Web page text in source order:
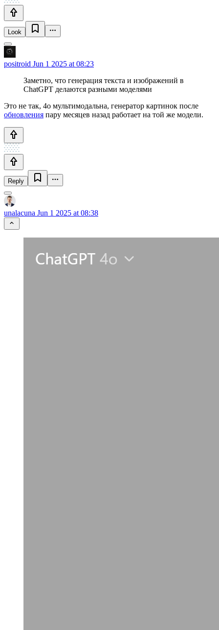
Look
positroid Jun 1 2025 at 08:23
Заметно, что генерация текста и изображений в
ChatGPT делаются разными моделями
Это не так, 4o мультимодальна, генератор картинок после
обновления пару месяцев назад работает на той же модели.
Reply
unalacuna Jun 1 2025 at 08:38